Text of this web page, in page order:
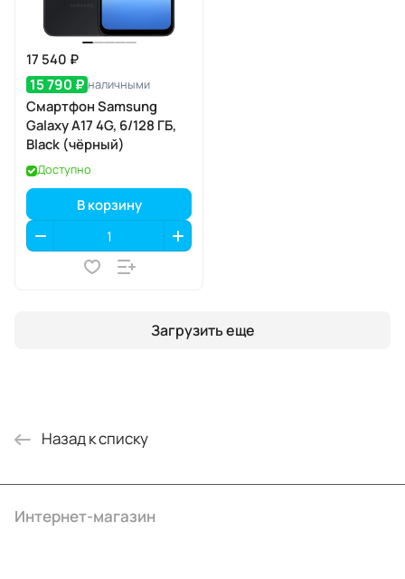
17 540 ₽
15 790 ₽ наличными
Смартфон Samsung
Galaxy A17 4G, 6/128 ГБ,
Black (чёрный)
Доступно
В корзину
Загрузить еще
Назад к списку
Интернет-магазин